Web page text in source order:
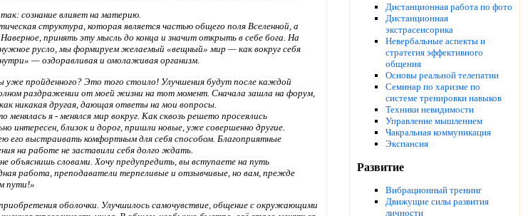
сознание влияет на материю.
структура, которая является частью общего поля Вселенной, а
принять эту мысль до конца и значит открыть в себе бога. На
русло, мы формируем желаемый «вещный» мир — как вокруг себя
— оздоравливая и омолаживая организм.
уже пройденного? Это того стоило! Улучшения будут после каждой
раздражении от моей жизни на тот момент. Сначала зашла на форум,
никакая другая, дающая ответы на мои вопросы.
я - менялся мир вокруг. Как сквозь решето просеялись
интересен, близок и дорог, пришли новые, уже совершенно другие.
его выстраивать комфортным для себя способом. Благоприятные
на работе не заставили себя долго ждать.
объяснишь словами. Хочу предупредить, вы вступаете на путь
работа, преподаватели терпеливые и отзывчивые, но вам, прежде
пути!»
оболочки. Улучшилось самочувствие, общение с окружающими
Дистанционная работа по фото
Дистанционная
экстрасенсорика
Невербальные аспекты и
стратегия эффективного
общения
Основы реальной телепатии
Семинар по харизме по
системе тренировки навыков
Техники невидимости
Управление мышлением
Чакральная коммуникация
Экспансия
Развитие
Вибрационный тренинг
Движущие силы развития
личности